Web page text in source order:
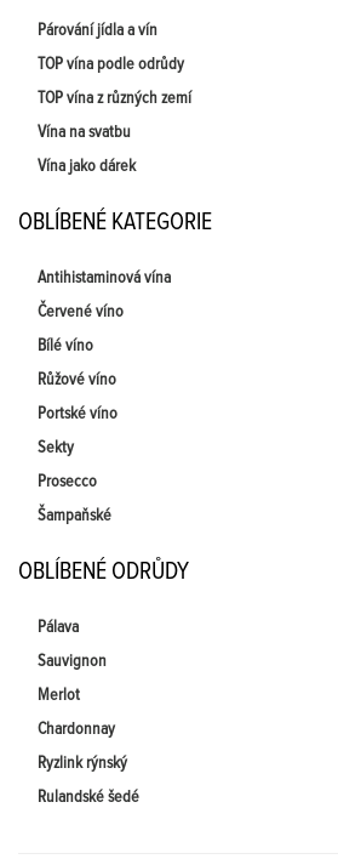
Párování jídla a vín
TOP vína podle odrůdy
TOP vína z různých zemí
Vína na svatbu
Vína jako dárek
OBLÍBENÉ KATEGORIE
Antihistaminová vína
Červené víno
Bílé víno
Růžové víno
Portské víno
Sekty
Prosecco
Šampaňské
OBLÍBENÉ ODRŮDY
Pálava
Sauvignon
Merlot
Chardonnay
Ryzlink rýnský
Rulandské šedé